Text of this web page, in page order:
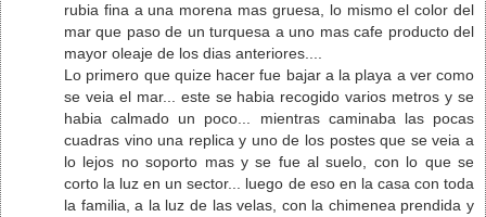
rubia fina a una morena mas gruesa, lo mismo el color del
mar que paso de un turquesa a uno mas cafe producto del
mayor oleaje de los dias anteriores....
Lo primero que quize hacer fue bajar a la playa a ver como
se veia el mar... este se habia recogido varios metros y se
habia calmado un poco... mientras caminaba las pocas
cuadras vino una replica y uno de los postes que se veia a
lo lejos no soporto mas y se fue al suelo, con lo que se
corto la luz en un sector... luego de eso en la casa con toda
la familia, a la luz de las velas, con la chimenea prendida y